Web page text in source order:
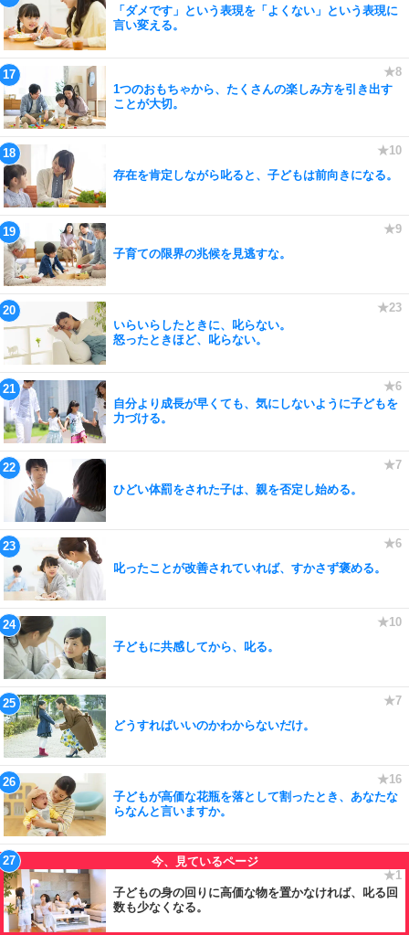
「ダメです」という表現を「よくない」という表現に
言い変える。
1つのおもちゃから、たくさんの楽しみ方を引き出す
ことが大切。
存在を肯定しながら叱ると、子どもは前向きになる。
子育ての限界の兆候を見逃すな。
いらいらしたときに、叱らない。
怒ったときほど、叱らない。
自分より成長が早くても、気にしないように子どもを
力づける。
ひどい体罰をされた子は、親を否定し始める。
叱ったことが改善されていれば、すかさず褒める。
子どもに共感してから、叱る。
どうすればいいのかわからないだけ。
子どもが高価な花瓶を落として割ったとき、あなたな
らなんと言いますか。
子どもの身の回りに高価な物を置かなければ、叱る回
数も少なくなる。